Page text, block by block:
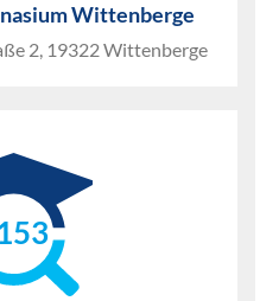
Wittenberge
2, 19322 Wittenberge